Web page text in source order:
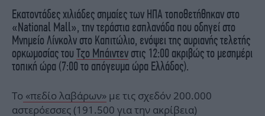
Εκατοντάδες χιλιάδες σημαίες των ΗΠΑ τοποθετήθηκαν στο
«National Mall», την τεράστια εσπλανάδα που οδηγεί στο
Μνημείο Λίνκολν στο Καπιτώλιο, ενόψει της αυριανής τελετής
ορκωμοσίας του Τζο Μπάιντεν στις 12:00 ακριβώς το μεσημέρι
τοπική ώρα (7:00 το απόγευμα ώρα Ελλάδος).
Το «πεδίο λαβάρων» με τις σχεδόν 200.000
αστερόεσσες (191.500 για την ακρίβεια)